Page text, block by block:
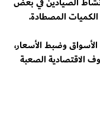
المصطادة.
وضبط الأسعار،
الاقتصادية الصعبة